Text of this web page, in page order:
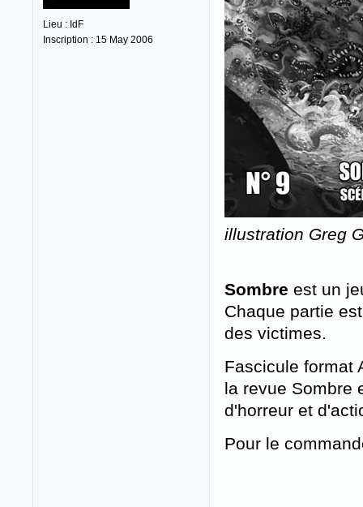
Lieu : IdF
Inscription : 15 May 2006
illustration Greg
Sombre est un
Chaque partie
des victimes.
Fascicule format
la revue Sombre
d'horreur et
Pour le